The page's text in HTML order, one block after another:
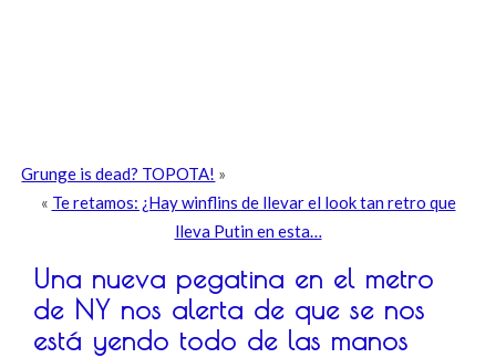
Grunge is dead? TOPOTA! »
« Te retamos: ¿Hay winflins de llevar el look tan retro que
lleva Putin en esta…
Una nueva pegatina en el metro
de NY nos alerta de que se nos
está yendo todo de las manos